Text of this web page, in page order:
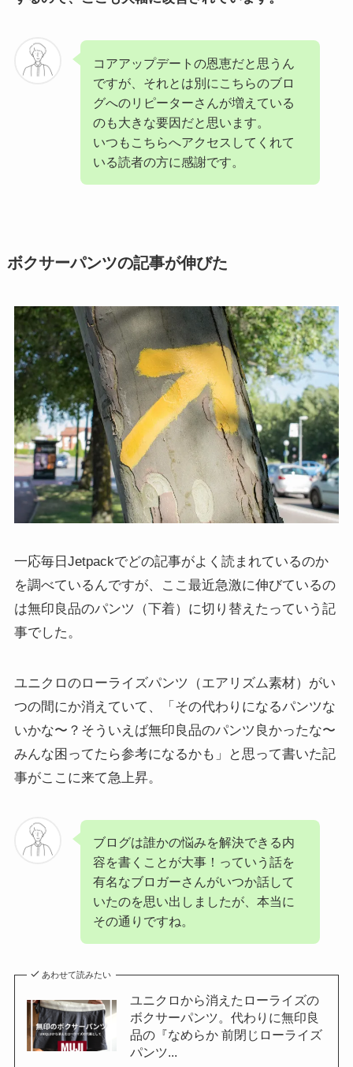
コアアップデートの恩恵だと思うん
ですが、それとは別にこちらのブロ
グへのリピーターさんが増えている
のも大きな要因だと思います。
いつもこちらへアクセスしてくれて
いる読者の方に感謝です。
ボクサーパンツの記事が伸びた
一応毎日Jetpackでどの記事がよく読まれているのか
を調べているんですが、ここ最近急激に伸びているの
は無印良品のパンツ（下着）に切り替えたっていう記
事でした。
ユニクロのローライズパンツ（エアリズム素材）がい
つの間にか消えていて、「その代わりになるパンツな
いかな〜？そういえば無印良品のパンツ良かったな〜
みんな困ってたら参考になるかも」と思って書いた記
事がここに来て急上昇。
ブログは誰かの悩みを解決できる内
容を書くことが大事！っていう話を
有名なブロガーさんがいつか話して
いたのを思い出しましたが、本当に
その通りですね。
あわせて読みたい
ユニクロから消えたローライズの
ボクサーパンツ。代わりに無印良
品の『なめらか 前閉じローライズ
パンツ...